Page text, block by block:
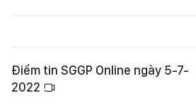
Điểm tin SGGP Online ngày 5-7-
2022